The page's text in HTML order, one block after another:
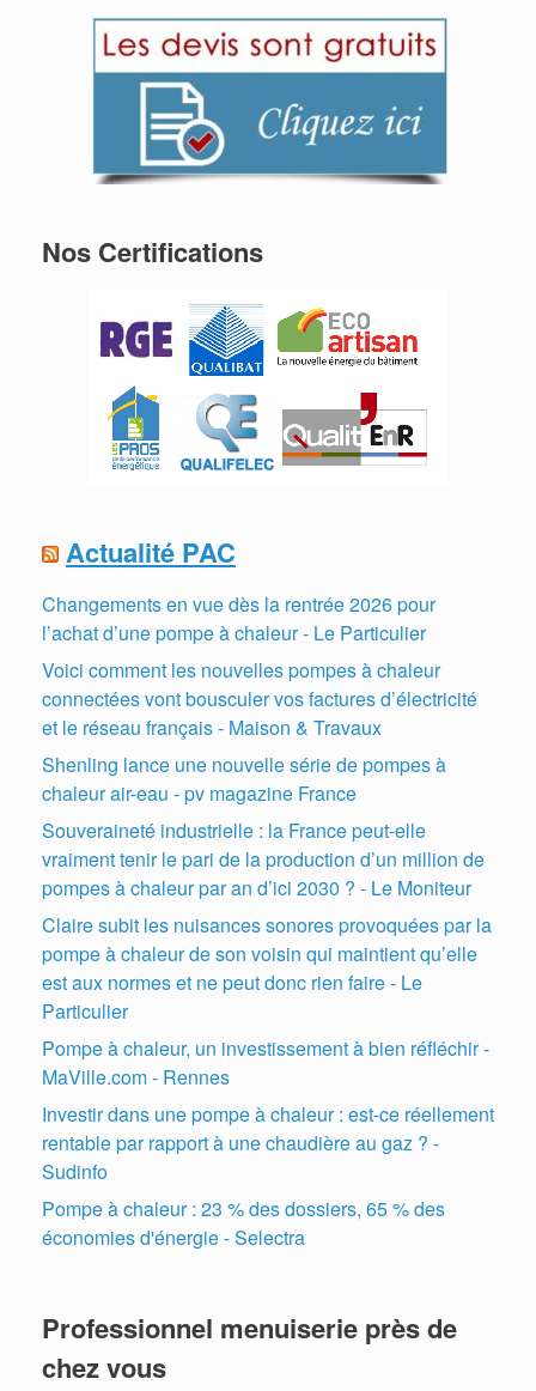
Nos Certifications
Actualité PAC
Changements en vue dès la rentrée 2026 pour
l’achat d’une pompe à chaleur - Le Particulier
Voici comment les nouvelles pompes à chaleur
connectées vont bousculer vos factures d’électricité
et le réseau français - Maison & Travaux
Shenling lance une nouvelle série de pompes à
chaleur air-eau - pv magazine France
Souveraineté industrielle : la France peut-elle
vraiment tenir le pari de la production d’un million de
pompes à chaleur par an d’ici 2030 ? - Le Moniteur
Claire subit les nuisances sonores provoquées par la
pompe à chaleur de son voisin qui maintient qu’elle
est aux normes et ne peut donc rien faire - Le
Particulier
Pompe à chaleur, un investissement à bien réfléchir -
MaVille.com - Rennes
Investir dans une pompe à chaleur : est-ce réellement
rentable par rapport à une chaudière au gaz ? -
Sudinfo
Pompe à chaleur : 23 % des dossiers, 65 % des
économies d'énergie - Selectra
Professionnel menuiserie près de
chez vous